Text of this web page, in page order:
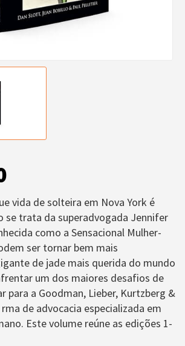
vida de solteira em Nova York é
se trata da superadvogada Jennifer
como a Sensacional Mulher-
ser tornar bem mais
de jade mais querida do mundo
um dos maiores desafios de
para a Goodman, Lieber, Kurtzberg &
de advocacia especializada em
Este volume reúne as edições 1-